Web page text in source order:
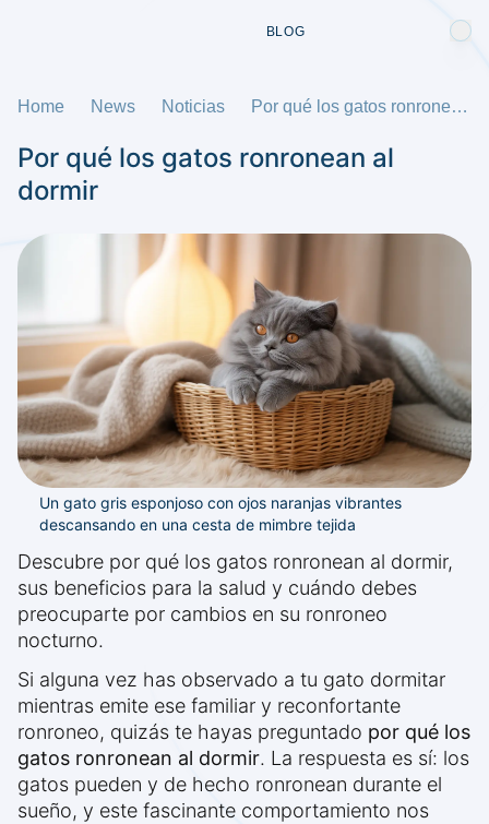
BLOG
Home News Noticias Por qué los gatos ronronean al dormir
Por qué los gatos ronronean al
dormir
Un gato gris esponjoso con ojos naranjas vibrantes
descansando en una cesta de mimbre tejida
Descubre por qué los gatos ronronean al dormir,
sus beneficios para la salud y cuándo debes
preocuparte por cambios en su ronroneo
nocturno.
Si alguna vez has observado a tu gato dormitar
mientras emite ese familiar y reconfortante
ronroneo, quizás te hayas preguntado por qué los
gatos ronronean al dormir. La respuesta es sí: los
gatos pueden y de hecho ronronean durante el
sueño, y este fascinante comportamiento nos